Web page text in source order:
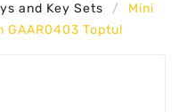
and Key Sets
Mini
GAAR0403 Toptul